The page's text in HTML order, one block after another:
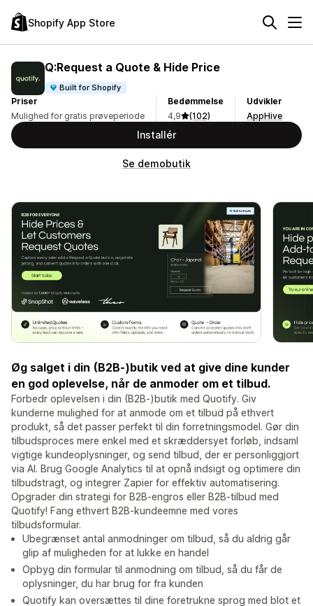
Shopify App Store
Q:Request a Quote & Hide Price
Built for Shopify
Priser
Mulighed for gratis prøveperiode
Bedømmelse
4,9
(102)
Udvikler
AppHive
Installér
Se demobutik
Øg salget i din (B2B-)butik ved at give dine kunder
en god oplevelse, når de anmoder om et tilbud.
Forbedr oplevelsen i din (B2B-)butik med Quotify. Giv
kunderne mulighed for at anmode om et tilbud på ethvert
produkt, så det passer perfekt til din forretningsmodel. Gør din
tilbudsproces mere enkel med et skræddersyet forløb, indsaml
vigtige kundeoplysninger, og send tilbud, der er personliggjort
via AI. Brug Google Analytics til at opnå indsigt og optimere din
tilbudstragt, og integrer Zapier for effektiv automatisering.
Opgrader din strategi for B2B-engros eller B2B-tilbud med
Quotify! Fang ethvert B2B-kundeemne med vores
tilbudsformular.
Ubegrænset antal anmodninger om tilbud, så du aldrig går
glip af muligheden for at lukke en handel
Opbyg din formular til anmodning om tilbud, så du får de
oplysninger, du har brug for fra kunden
Quotify kan oversættes til dine foretrukne sprog med blot et